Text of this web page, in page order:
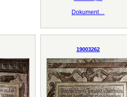
Dokument…
19003262